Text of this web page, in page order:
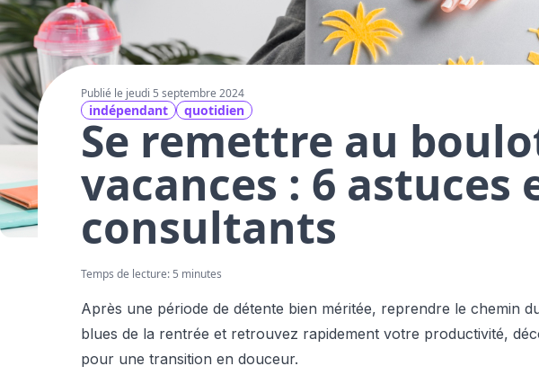
Publié le jeudi 5 septembre 2024
indépendant quotidien
Se remettre au
vacances : 6 astuces
consultants
Temps de lecture: 5 minutes
Après une période de détente bien méritée, reprendre le chemin
blues de la rentrée et retrouvez rapidement votre productivité,
pour une transition en douceur.